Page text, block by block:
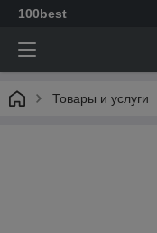
100best
Товары и услуги